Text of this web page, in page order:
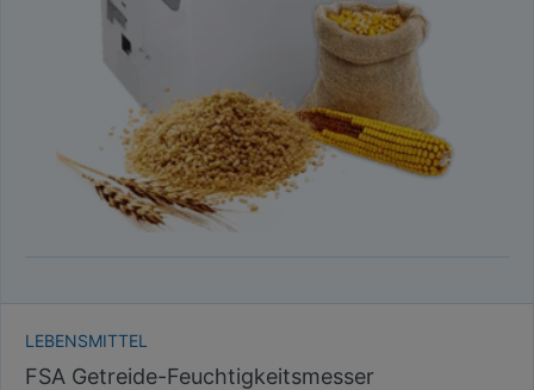
TAUPUNKT
SCHÜTTDICHTE
GEWICHT / MASSE
LEBENSMITTEL
FSA Getreide-Feuchtigkeitsmesser